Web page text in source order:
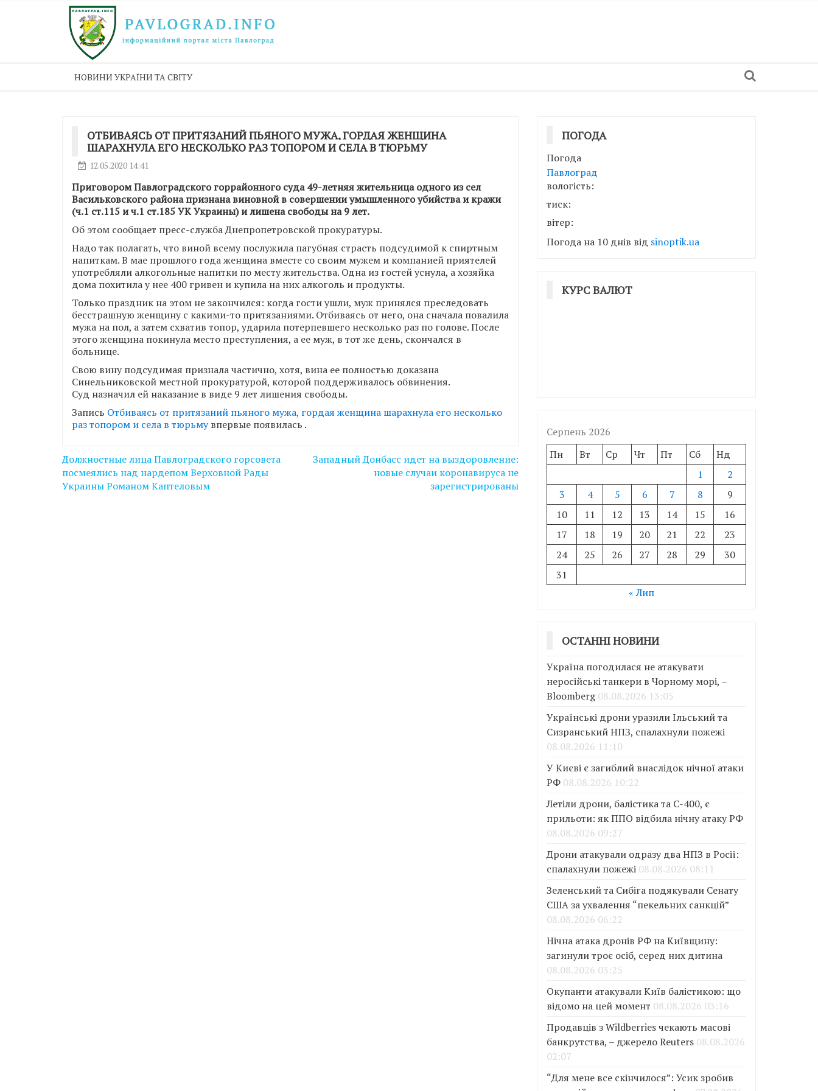
НОВИНИ УКРАЇНИ ТА СВІТУ
ОТБИВАЯСЬ ОТ ПРИТЯЗАНИЙ ПЬЯНОГО МУЖА, ГОРДАЯ ЖЕНЩИНА
ШАРАХНУЛА ЕГО НЕСКОЛЬКО РАЗ ТОПОРОМ И СЕЛА В ТЮРЬМУ
12.05.2020 14:41
Приговором Павлоградского горрайонного суда 49-летняя жительница одного из сел
Васильковского района признана виновной в совершении умышленного убийства и кражи
(ч.1 ст.115 и ч.1 ст.185 УК Украины) и лишена свободы на 9 лет.
Об этом сообщает пресс-служба Днепропетровской прокуратуры.
Надо так полагать, что виной всему послужила пагубная страсть подсудимой к спиртным
напиткам. В мае прошлого года женщина вместе со своим мужем и компанией приятелей
употребляли алкогольные напитки по месту жительства. Одна из гостей уснула, а хозяйка
дома похитила у нее 400 гривен и купила на них алкоголь и продукты.
Только праздник на этом не закончился: когда гости ушли, муж принялся преследовать
бесстрашную женщину с какими-то притязаниями. Отбиваясь от него, она сначала повалила
мужа на пол, а затем схватив топор, ударила потерпевшего несколько раз по голове. После
этого женщина покинула место преступления, а ее муж, в тот же день, скончался в
больнице.
Свою вину подсудимая признала частично, хотя, вина ее полностью доказана
Синельниковской местной прокуратурой, которой поддерживалось обвинения.
Суд назначил ей наказание в виде 9 лет лишения свободы.
Запись Отбиваясь от притязаний пьяного мужа, гордая женщина шарахнула его несколько
раз топором и села в тюрьмувпервые появилась .
Навігація
записів
Должностные лица Павлоградского горсовета
посмеялись над нардепом Верховной Рады
Украины Романом Каптеловым
Западный Донбасс идет на выздоровление:
новые случаи коронавируса не
зарегистрированы
ПОГОДА
Погода
Павлоград
вологість:
тиск:
вітер:
Погода на 10 днів від sinoptik.ua
КУРС ВАЛЮТ
Серпень 2026
Пн
Вт Ср Чт Пт Сб
Нд
1
2
3
4 5 6 7 8
9
10
11 12 13 14 15
16
17
18 19 20 21 22
23
24
25 26 27 28 29
30
31
« Лип
ОСТАННІ НОВИНИ
Україна погодилася не атакувати
неросійські танкери в Чорному морі, –
Bloomberg 08.08.2026 13:05
Українські дрони уразили Ільський та
Сизранський НПЗ, спалахнули пожежі
08.08.2026 11:10
У Києві є загиблий внаслідок нічної атаки
РФ 08.08.2026 10:22
Летіли дрони, балістика та С-400, є
прильоти: як ППО відбила нічну атаку РФ
08.08.2026 09:27
Дрони атакували одразу два НПЗ в Росії:
спалахнули пожежі 08.08.2026 08:11
Зеленський та Сибіга подякували Сенату
США за ухвалення “пекельних санкцій”
08.08.2026 06:22
Нічна атака дронів РФ на Київщину:
загинули троє осіб, серед них дитина
08.08.2026 03:25
Окупанти атакували Київ балістикою: що
відомо на цей момент 08.08.2026 03:16
Продавців з Wildberries чекають масові
банкрутства, – джерело Reuters 08.08.2026
02:07
“Для мене все скінчилося”: Усик зробив